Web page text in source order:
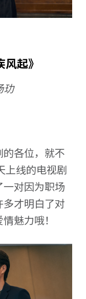
起》
玏
各位，就不
上线的电视剧
对因为职场
才明白了对
魅力哦！